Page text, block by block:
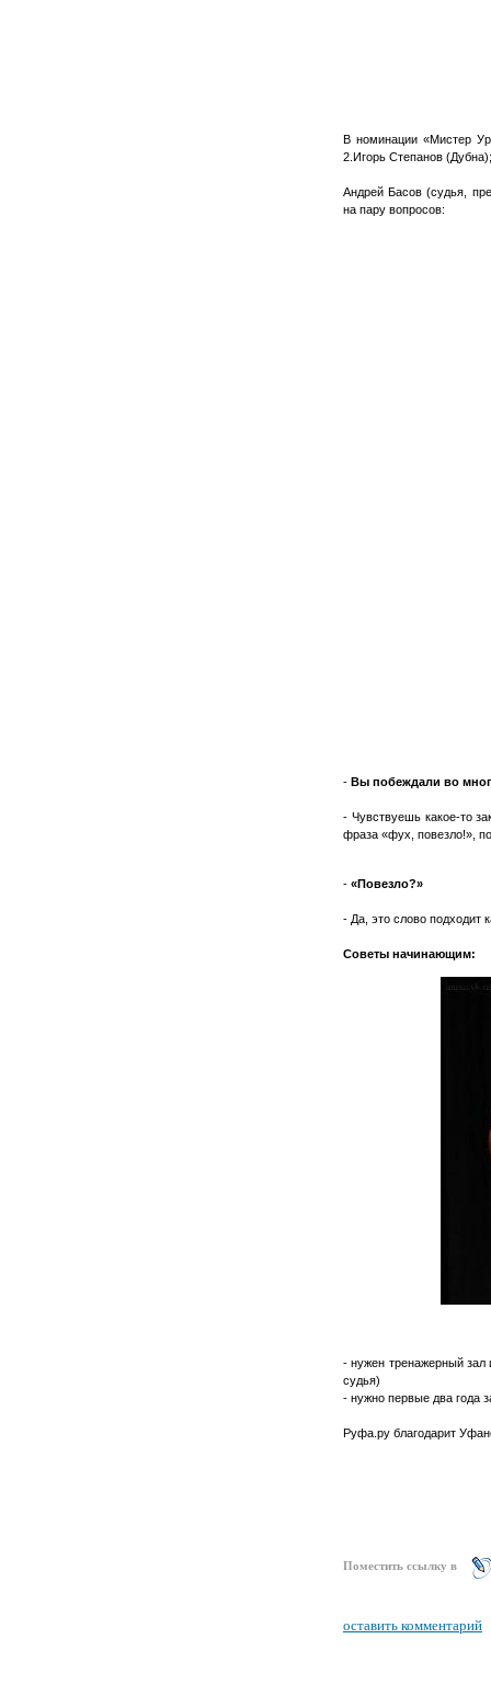
В номинации «Мистер
2.Игорь Степанов
Андрей Басов (судья,
на пару вопросов:
- Вы побеждали во
- Чувствуешь какое-то
фраза «фух, повезло!»,
- «Повезло?»
- Да, это слово подходит
Советы начинающим:
- нужен тренажерный зал
судья)
- нужно первые два года
Руфа.ру благодарит
Поместить ссылку в
оставить комментарий